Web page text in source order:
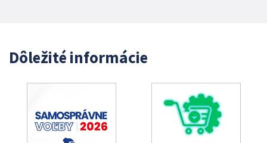
Dôležité informácie